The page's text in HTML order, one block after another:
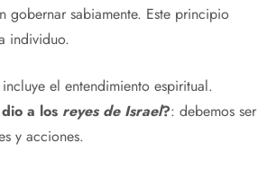
gobernar sabiamente. Este principio
individuo.
el entendimiento espiritual.
a los reyes de Israel?: debemos ser
y acciones.